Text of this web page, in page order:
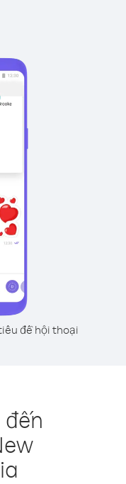
đề hội thoại